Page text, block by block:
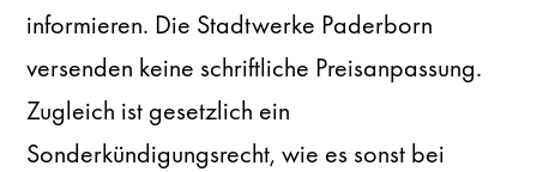
informieren. Die Stadtwerke Paderborn
versenden keine schriftliche Preisanpassung.
Zugleich ist gesetzlich ein
Sonderkündigungsrecht, wie es sonst bei